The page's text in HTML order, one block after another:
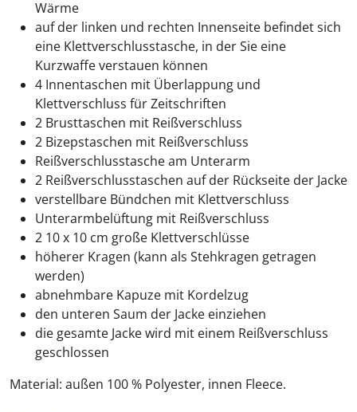
Wärme
auf der linken und rechten Innenseite befindet sich
eine Klettverschlusstasche, in der Sie eine
Kurzwaffe verstauen können
4 Innentaschen mit Überlappung und
Klettverschluss für Zeitschriften
2 Brusttaschen mit Reißverschluss
2 Bizepstaschen mit Reißverschluss
Reißverschlusstasche am Unterarm
2 Reißverschlusstaschen auf der Rückseite der Jacke
verstellbare Bündchen mit Klettverschluss
Unterarmbelüftung mit Reißverschluss
2 10 x 10 cm große Klettverschlüsse
höherer Kragen (kann als Stehkragen getragen
werden)
abnehmbare Kapuze mit Kordelzug
den unteren Saum der Jacke einziehen
die gesamte Jacke wird mit einem Reißverschluss
geschlossen
Material: außen 100 % Polyester, innen Fleece.